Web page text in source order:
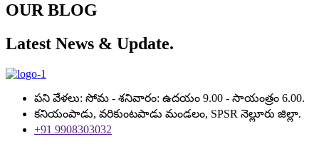
OUR BLOG
Latest News & Update.
పని వేళలు: సోమ - శనివారం: ఉదయం 9.00 - సాయంత్రం 6.00.
కనియంపాడు, వరికుంటపాడు మండలం, SPSR నెల్లూరు జిల్లా.
+91 9908303032